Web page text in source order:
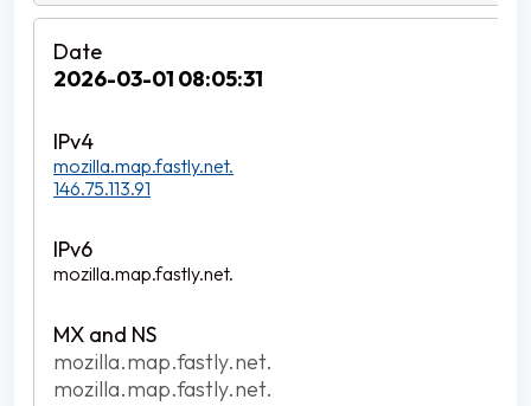
2026-03-01 08:05:31
mozilla.map.fastly.net.
146.75.113.91
mozilla.map.fastly.net.
mozilla.map.fastly.net.
mozilla.map.fastly.net.